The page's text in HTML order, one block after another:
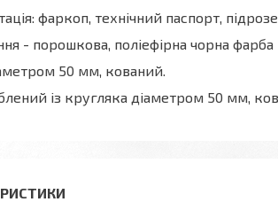
фаркоп, технічний паспорт,
- порошкова, поліефірна чорна фарба
50 мм, кований.
із кругляка діаметром 50 мм,